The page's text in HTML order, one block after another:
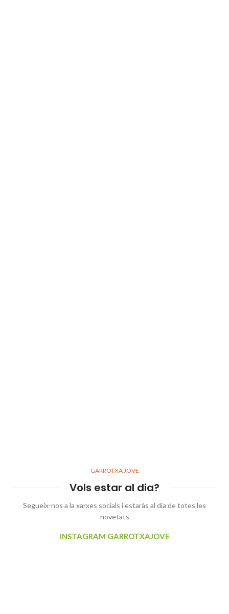
GARROTXA JOVE
Vols estar al dia?
Segueix-nos a la xarxes socials i estaràs al dia de totes les
novetats
INSTAGRAM GARROTXAJOVE